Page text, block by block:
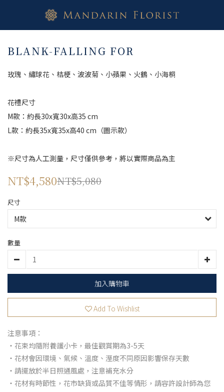
BLANK-FALLING FOR
玫瑰、繡球花、桔梗、波波菊、小蘋果、火鶴、小海桐
花禮尺寸
M款：約長30x寬30x高35 cm
L款：約長35x寬35x高40 cm（圖示款）
※尺寸為人工測量，尺寸僅供參考，將以實際商品為主
NT$5,080
NT$4,580
尺寸
數量
加入購物車
Add To Wishlist
注意事項：
・花束均隨附養護小卡，最佳觀賞期為3-5天
・花材會因環境、氣候、溫度、溼度不同原因影響保存天數
・請擺放於半日照通風處，注意補充水分
・花材有時節性，花市缺貨或品質不佳等情形，請容許設計師為您